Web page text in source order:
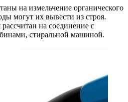
на измельчение органического
могут их вывести из строя.
на соединение с
стиральной машиной.